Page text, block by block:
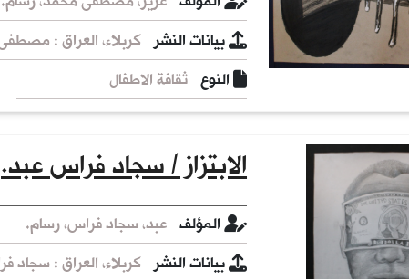
بيانات النشر كربلاء، العراق : مصطفى
النوع ثقافة الاطفال
الابتزاز / سجاد فراس عبد.
المؤلف عبد، سجاد فراس، رسام.
بيانات النشر كربلاء، العراق : سجاد فراس